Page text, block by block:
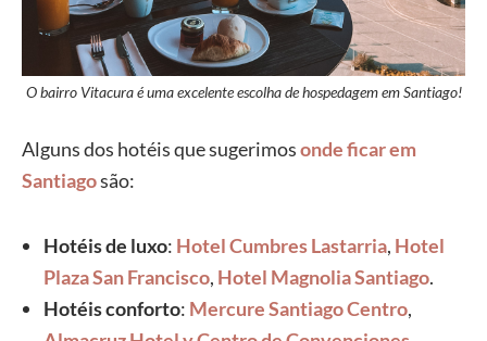
O bairro Vitacura é uma excelente escolha de hospedagem em Santiago!
Alguns dos hotéis que sugerimosonde ficar em
Santiagosão:
Hotéis de luxo: Hotel Cumbres Lastarria, Hotel
Plaza San Francisco, Hotel Magnolia Santiago.
Hotéis conforto: Mercure Santiago Centro,